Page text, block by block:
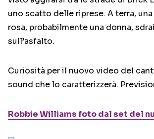
uno scatto delle riprese. A terra,
rosa, probabilmente una donna,
sull’asfalto.
Curiosità per il nuovo video del
sound che lo caratterizzerà.
Robbie Williams foto dal set del